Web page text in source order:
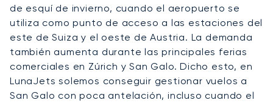
de esquí de invierno, cuando el aeropuerto se
utiliza como punto de acceso a las estaciones del
este de Suiza y el oeste de Austria. La demanda
también aumenta durante las principales ferias
comerciales en Zúrich y San Galo. Dicho esto, en
LunaJets solemos conseguir gestionar vuelos a
San Galo con poca antelación, incluso cuando el